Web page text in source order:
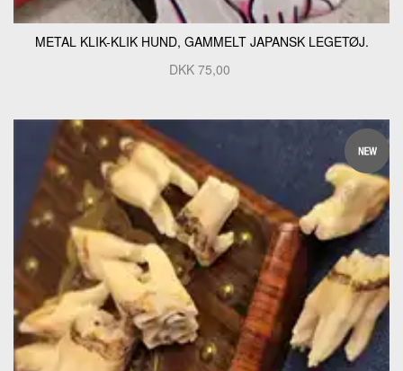
METAL KLIK-KLIK HUND, GAMMELT JAPANSK LEGETØJ.
DKK 75,00